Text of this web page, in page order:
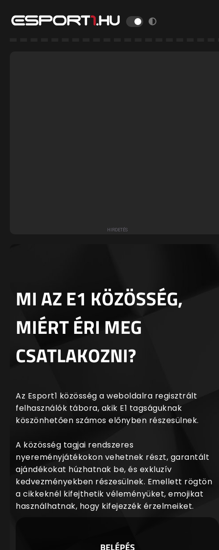
MI AZ E1 KÖZÖSSÉG,
MIÉRT ÉRI MEG
CSATLAKOZNI?
Az Esport1 közösség a weboldalra regisztrált
felhasználók tábora, akik E1 tagságuknak
köszönhetően számos előnyben részesülnek.
A közösség tagjai rendszeres
nyereményjátékokon vehetnek részt, garantált
ajándékokat húzhatnak be, és exkluzív
kedvezményekben részesülnek. Emellett rögtön
a cikkeknél kifejthetik véleményüket, emojikat
használhatnak, hogy kifejezzék érzelmeiket.
BELÉPÉS